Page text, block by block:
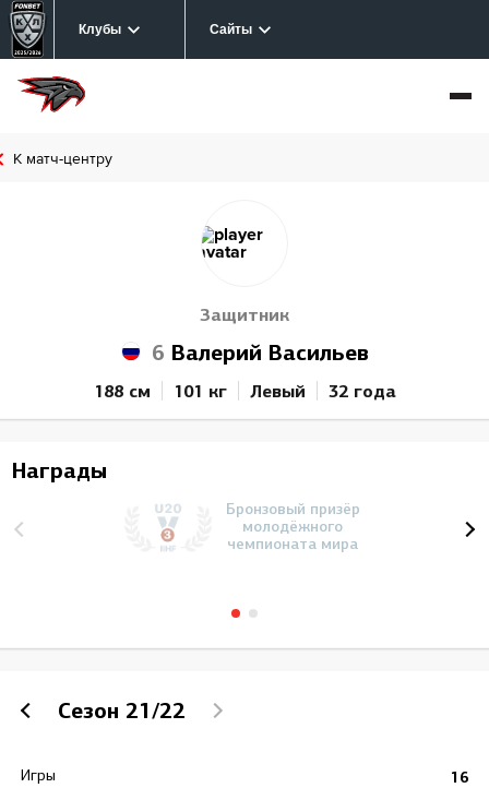
Клубы Сайты
К матч-центру
Защитник
6 Валерий Васильев
188 см 101 кг Левый 32 года
Награды
Бронзовый призёр
молодёжного
чемпионата мира
Сезон 21/22
Игры 16